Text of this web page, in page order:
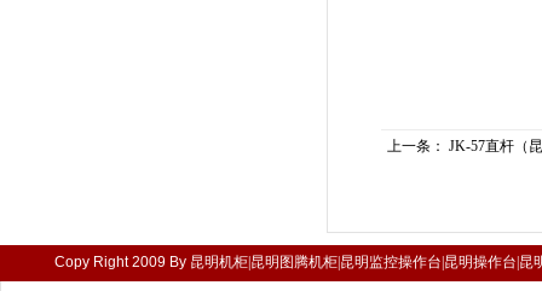
上一条： JK-57直杆（
Copy Right 2009 By 昆明机柜|昆明图腾机柜|昆明监控操作台|昆明操作台|